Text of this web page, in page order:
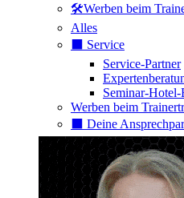
🛠️Werben beim
Alles
⬛️ Service
Service-Partner
Seminar-
Werben beim
⬛️ Deine